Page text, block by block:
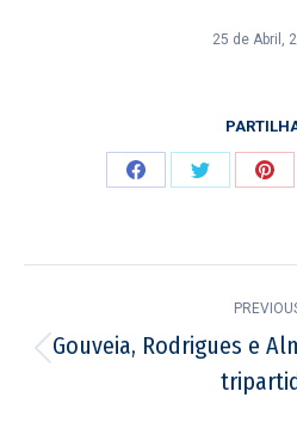
25 de Abril,
Share
Share
navigation
Gouveia, Rodrigues e